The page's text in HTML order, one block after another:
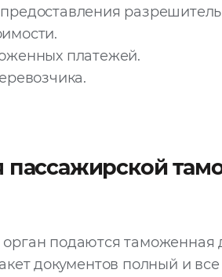
платежей.
пассажирской
подаются таможенная
документов полный и